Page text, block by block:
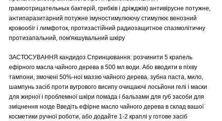
грамоотрицательных бактерій, грибків і дріжджів) антивірусне потужне,
антипаразитарний потужне імуностимулюючу стимулює венозний
кровообіг і лимфоток, протизастійний радиозащитное спазмолітичну
протизапальний, пом'якшувальний шкіру
ЗАСТОСУВАННЯ кандидоз Спринцювання: розчинити 5 крапель
ефірного масла чайного дерева в 500 мл води. Або вводити в піхву
тампони, змочені 50%-ної маззю чайного дерева. зубна паста, мило,
шампунь засіб проти вугрового висипу очищаючі лосьйони гелі і маски
для жирної і проблемної шкіри помада і бальзами для губ засоби для
зміцнення ногде Введіть ефірне масло чайного дерева в склад вашої
косметики ручної роботи, або додайте 1-2 краплі у готове засіб